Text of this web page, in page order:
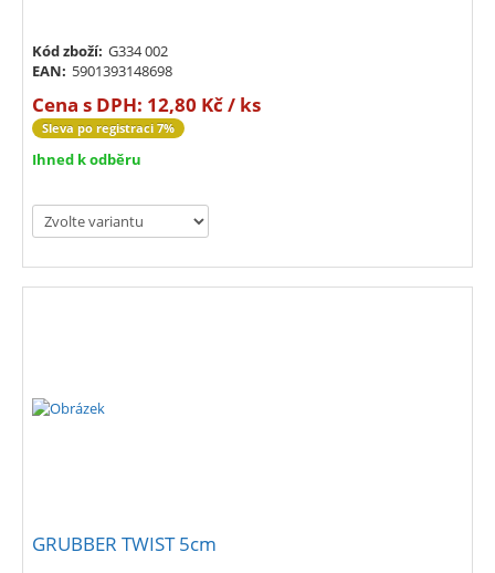
Kód zboží: G334 002
EAN: 5901393148698
Cena s DPH: 12,80 Kč / ks
Sleva po registraci 7%
Ihned k odběru
GRUBBER TWIST 5cm